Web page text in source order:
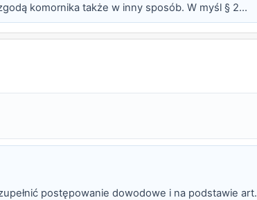
komornika także w inny sposób. W myśl § 2
dokumentu urzędowego. Zgodnie...
postępowanie dowodowe i na podstawie art.